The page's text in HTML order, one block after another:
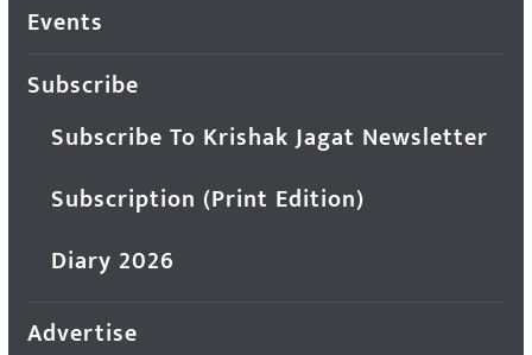
Events
Subscribe
Subscribe To Krishak Jagat Newsletter
Subscription (Print Edition)
Diary 2026
Advertise